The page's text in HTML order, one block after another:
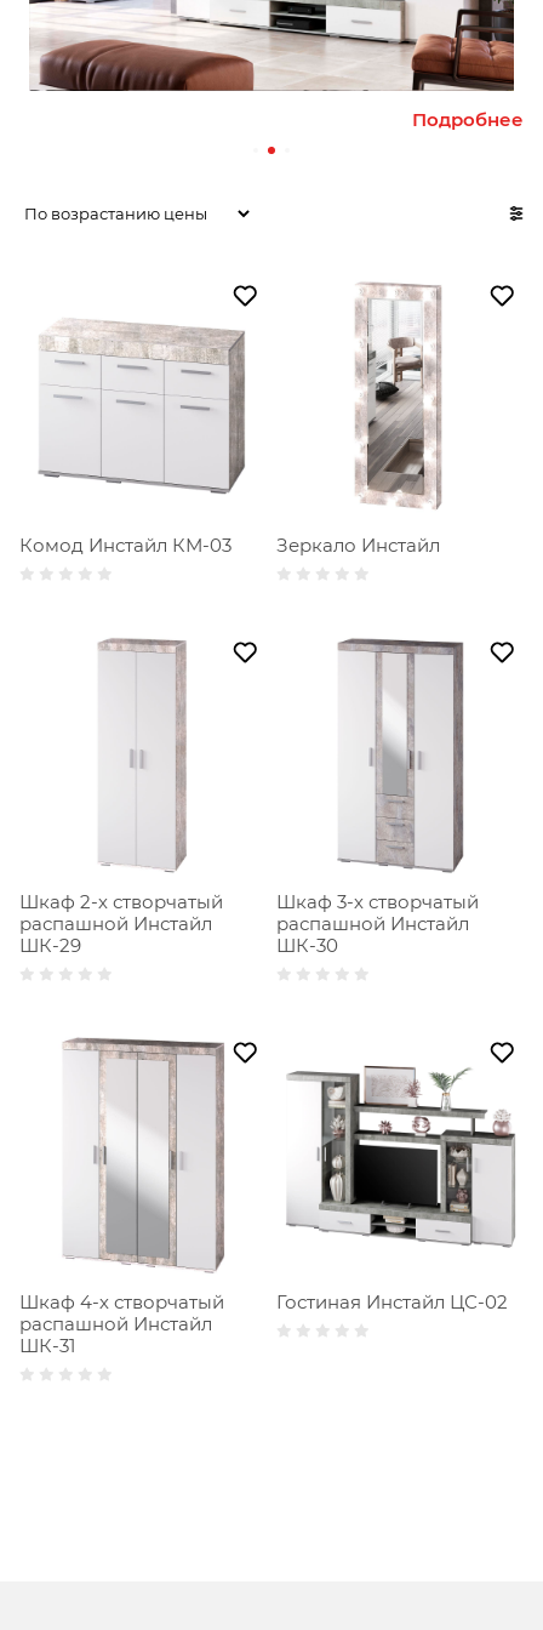
Подробнее
Комод Инстайл КМ-03 Зеркало Инстайл
Шкаф 2-х створчатый
распашной Инстайл
ШК-29
Шкаф 3-х створчатый
распашной Инстайл
ШК-30
Шкаф 4-х створчатый
распашной Инстайл
ШК-31
Гостиная Инстайл ЦС-02